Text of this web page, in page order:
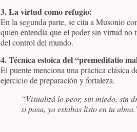
3. La virtud como refugio:
En la segunda parte, se cita a Musonio
quien entendía que el poder sin virtud no
del control del mundo.
4. Técnica estoica del “premeditatio
El puente menciona una práctica clásica
ejercicio de preparación y fortaleza.
“Visualizá lo peor, sin miedo, sin
si pasa, ya estabas listo en tu